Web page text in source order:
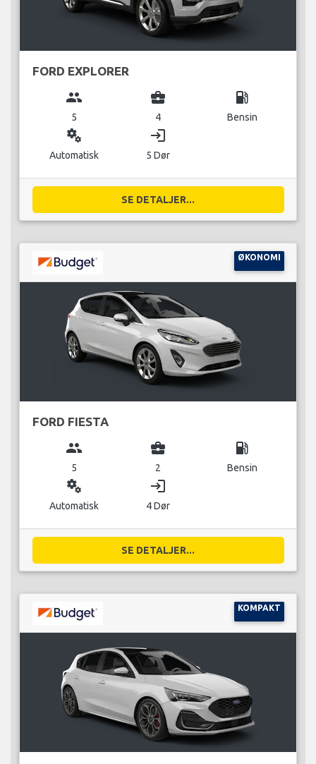
FORD EXPLORER
group
5
business_center
4
local_gas_station
Bensin
miscellaneous_services
Automatisk
login
5 Dør
SE DETALJER...
ØKONOMI
FORD FIESTA
group
5
business_center
2
local_gas_station
Bensin
miscellaneous_services
Automatisk
login
4 Dør
SE DETALJER...
KOMPAKT